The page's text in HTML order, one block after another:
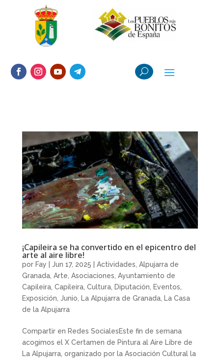
¡Capileira se ha convertido en el epicentro del
arte al aire libre!
por Fay Jun 17, 2025 Actividades Alpujarra de
Granada, Arte Asociaciones Ayuntamiento de
Capileira, Capileira, Cultura, Diputación Eventos
Exposición Junio La Alpujarra de Granada, La Casa
de la Alpujarra
Compartir en Redes SocialesEste fin de semana
acogimos el X Certamen de Pintura al Aire Libre de
La Alpujarra, organizado por la Asociación Cultural la